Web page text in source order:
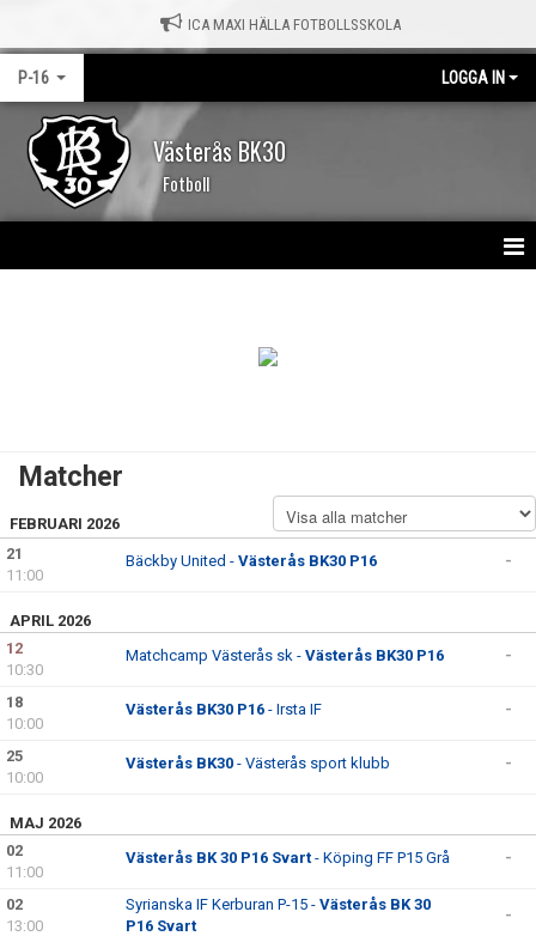
ICA MAXI HÄLLA FOTBOLLSSKOLA
P-16 LOGGA IN
Västerås BK30
Fotboll
BILDGALLERI
KONTAKT
Matcher
FEBRUARI 2026
21
11:00
Bäckby United - Västerås BK30 P16 -
APRIL 2026
12
10:30
Matchcamp Västerås sk - Västerås BK30 P16 -
18
10:00
Västerås BK30 P16 - Irsta IF -
25
10:00
Västerås BK30 - Västerås sport klubb -
MAJ 2026
02
11:00
Västerås BK 30 P16 Svart - Köping FF P15 Grå -
02
13:00
Syrianska IF Kerburan P-15 - Västerås BK 30
P16 Svart
-